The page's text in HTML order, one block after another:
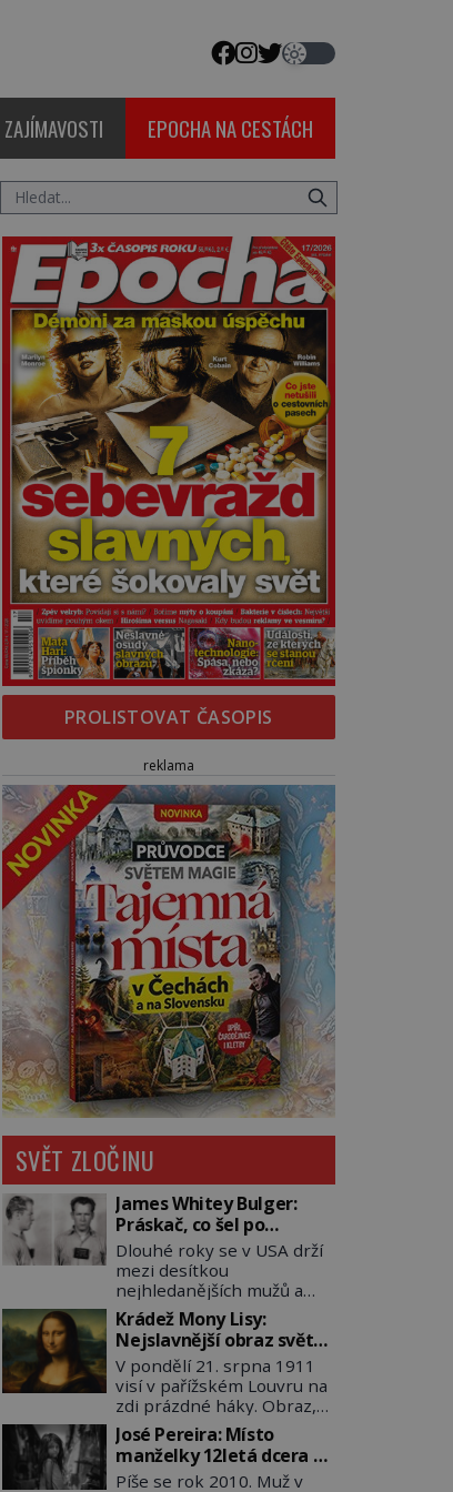
ZAJÍMAVOSTI EPOCHA NA CESTÁCH
PROLISTOVAT ČASOPIS
reklama
SVĚT ZLOČINU
James Whitey Bulger:
Práskač, co šel po
práskačích
Dlouhé roky se v USA drží
mezi desítkou
nejhledanějších mužů a
dopracuje to až na číslo
dvě – hned po Usámovi bin
Ládinovi (1957–2011). To je
James „Whitey“ Bulger
(1929–2018) viněný ze
spoluúčasti na 19
vraždách, vydírání a lichvy.
A samozřejmě, krom toho
je ještě drogový dealer,
Krádež Mony Lisy:
Nejslavnější obraz světa
zůstane dva roky
nezvěstný
V pondělí 21. srpna 1911
visí v pařížském Louvru na
zdi prázdné háky. Obraz,
který dnes zná celý svět, je
pryč. Zpočátku si nikdo
nemyslí, že jde o krádež.
Zaměstnanci jsou
José Pereira: Místo
manželky 12letá dcera –
a sousedi o všem vědí!
Píše se rok 2010. Muž v